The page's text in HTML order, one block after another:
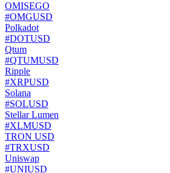
OMISEGO
#OMGUSD
Polkadot
#DOTUSD
Qtum
#QTUMUSD
Ripple
#XRPUSD
Solana
#SOLUSD
Stellar Lumen
#XLMUSD
TRON USD
#TRXUSD
Uniswap
#UNIUSD